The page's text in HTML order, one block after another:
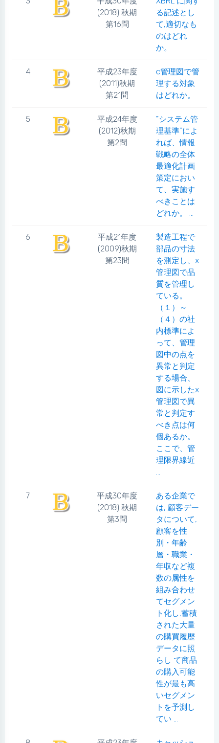
(2018) 秋期
第16問
る記述とし
て,適切なも
のはどれ
か。
4
平成23年度
(2011)秋期
第21問
c管理図で管
理する対象
はどれか。
5
平成24年度
(2012)秋期
第2問
”システム管
理基準”によ
れば、情報
戦略の全体
最適化計画
策定におい
て、実施す
べきことは
どれか。 ...
6
平成21年度
(2009)秋期
第23問
製造工程で
部品の寸法
を測定し、x
管理図で品
質を管理し
ている。
（１）～
（４）の社
内標準によ
って、管理
図中の点を
異常と判定
する場合、
図に示したx
管理図で異
常と判定す
べき点は何
個あるか。
ここで、管
理限界線近
...
7
平成30年度
(2018) 秋期
第3問
ある企業で
は, 顧客デー
タについて,
顧客を性
別・年齢
層・職業・
年収など複
数の属性を
組み合わせ
てセグメン
ト化し,蓄積
された大量
の購買履歴
データに照
らし て商品
の購入可能
性が最も高
いセグメン
トを予測し
てい ...